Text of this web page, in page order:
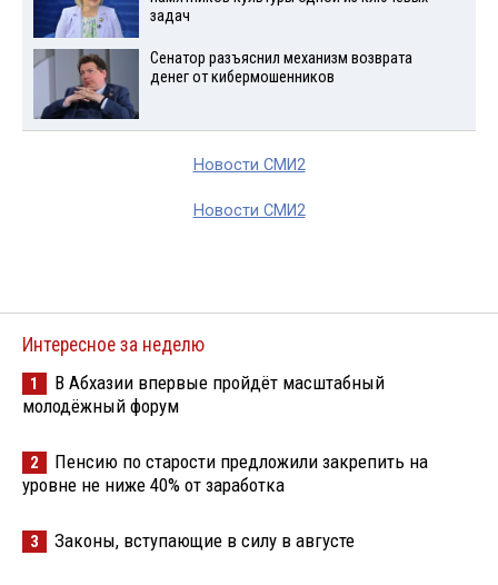
задач
Сенатор разъяснил механизм возврата
денег от кибермошенников
Новости СМИ2
Новости СМИ2
Интересное за неделю
1
В Абхазии впервые пройдёт масштабный
молодёжный форум
2
Пенсию по старости предложили закрепить на
уровне не ниже 40% от заработка
3 Законы, вступающие в силу в августе